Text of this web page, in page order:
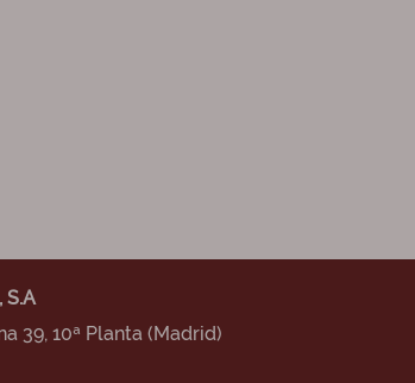
S.A
39, 10ª Planta (Madrid)